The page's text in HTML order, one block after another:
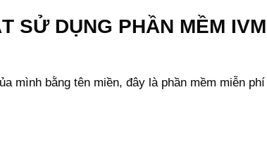
SỬ DỤNG PHẦN MỀM
mình bằng tên miền, đây là phần mềm miễn